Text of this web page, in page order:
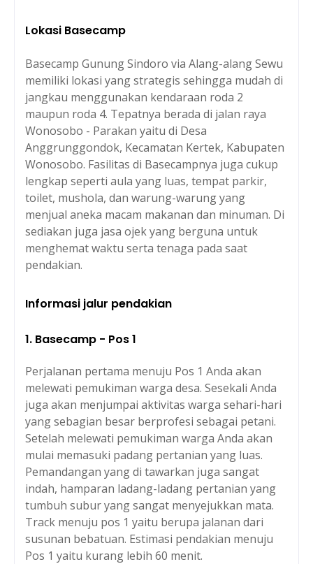
Lokasi Basecamp
Basecamp Gunung Sindoro via Alang-alang Sewu
memiliki lokasi yang strategis sehingga mudah di
jangkau menggunakan kendaraan roda 2
maupun roda 4. Tepatnya berada di jalan raya
Wonosobo - Parakan yaitu di Desa
Anggrunggondok, Kecamatan Kertek, Kabupaten
Wonosobo. Fasilitas di Basecampnya juga cukup
lengkap seperti aula yang luas, tempat parkir,
toilet, mushola, dan warung-warung yang
menjual aneka macam makanan dan minuman. Di
sediakan juga jasa ojek yang berguna untuk
menghemat waktu serta tenaga pada saat
pendakian.
Informasi jalur pendakian
1. Basecamp - Pos 1
Perjalanan pertama menuju Pos 1 Anda akan
melewati pemukiman warga desa. Sesekali Anda
juga akan menjumpai aktivitas warga sehari-hari
yang sebagian besar berprofesi sebagai petani.
Setelah melewati pemukiman warga Anda akan
mulai memasuki padang pertanian yang luas.
Pemandangan yang di tawarkan juga sangat
indah, hamparan ladang-ladang pertanian yang
tumbuh subur yang sangat menyejukkan mata.
Track menuju pos 1 yaitu berupa jalanan dari
susunan bebatuan. Estimasi pendakian menuju
Pos 1 yaitu kurang lebih 60 menit.